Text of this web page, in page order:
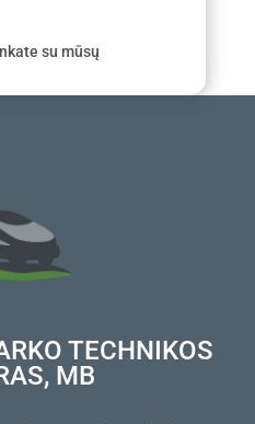
su mūsų
TECHNIKOS
MB